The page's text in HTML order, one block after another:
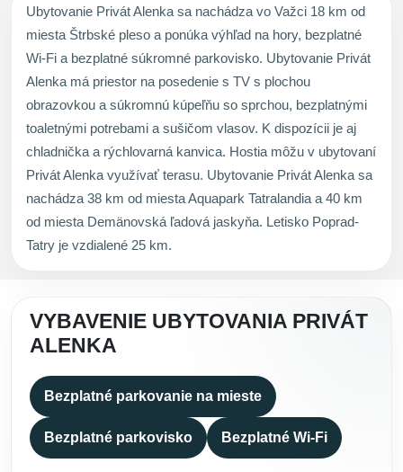
Ubytovanie Privát Alenka sa nachádza vo Važci 18 km od
miesta Štrbské pleso a ponúka výhľad na hory, bezplatné
Wi-Fi a bezplatné súkromné parkovisko. Ubytovanie Privát
Alenka má priestor na posedenie s TV s plochou
obrazovkou a súkromnú kúpeľňu so sprchou, bezplatnými
toaletnými potrebami a sušičom vlasov. K dispozícii je aj
chladnička a rýchlovarná kanvica. Hostia môžu v ubytovaní
Privát Alenka využívať terasu. Ubytovanie Privát Alenka sa
nachádza 38 km od miesta Aquapark Tatralandia a 40 km
od miesta Demänovská ľadová jaskyňa. Letisko Poprad-
Tatry je vzdialené 25 km.
VYBAVENIE UBYTOVANIA PRIVÁT
ALENKA
Bezplatné parkovanie na mieste
Bezplatné parkovisko Bezplatné Wi-Fi